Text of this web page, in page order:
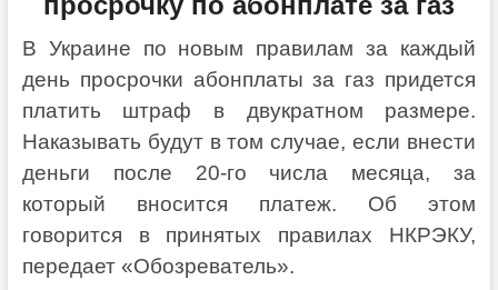
В Украине по новым правилам за каждый
день просрочки абонплаты за газ придется
платить штраф в двукратном размере.
Наказывать будут в том случае, если внести
деньги после 20-го числа месяца, за
который вносится платеж. Об этом
говорится в принятых правилах НКРЭКУ,
передает «Обозреватель».